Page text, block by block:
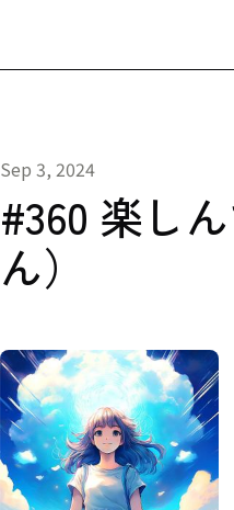
Sep 3, 2024
#360 楽し
ん）